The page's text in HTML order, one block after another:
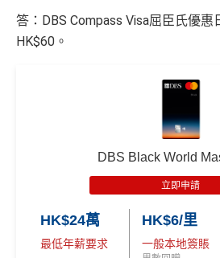
答：DBS Compass Visa屈臣氏優惠
HK$60。
DBS Black World
立即申請
HK$24萬
最低年薪要求
HK$6/里
一般本地簽賬